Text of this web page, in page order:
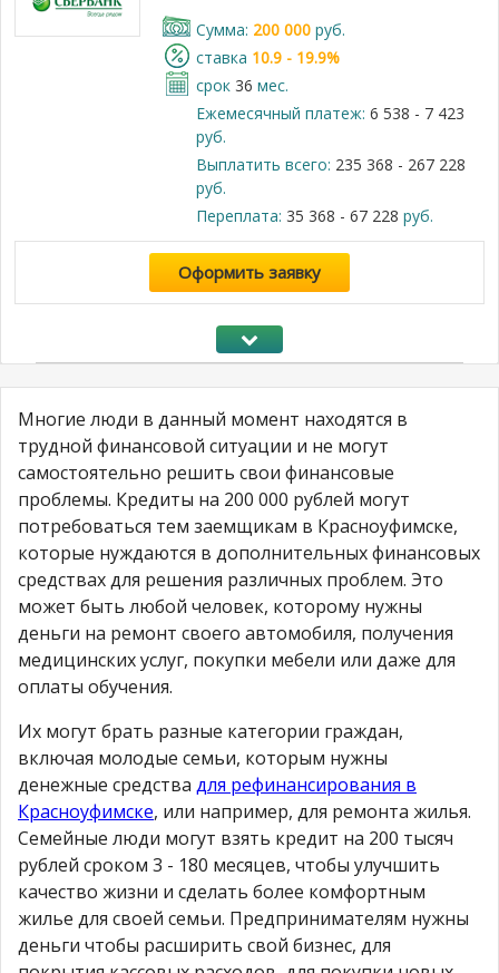
Cумма: 200 000руб.
cтавка 10.9 - 19.9%
срок 36 мес.
Ежемесячный платеж: 6 538 - 7 423
руб.
Выплатить всего: 235 368 - 267 228
руб.
Переплата: 35 368 - 67 228 руб.
Оформить заявку
Многие люди в данный момент находятся в
трудной финансовой ситуации и не могут
самостоятельно решить свои финансовые
проблемы. Кредиты на 200 000 рублей могут
потребоваться тем заемщикам в Красноуфимске,
которые нуждаются в дополнительных финансовых
средствах для решения различных проблем. Это
может быть любой человек, которому нужны
деньги на ремонт своего автомобиля, получения
медицинских услуг, покупки мебели или даже для
оплаты обучения.
Их могут брать разные категории граждан,
включая молодые семьи, которым нужны
денежные средства для рефинансирования в
Красноуфимске, или например, для ремонта жилья.
Семейные люди могут взять кредит на 200 тысяч
рублей сроком 3 - 180 месяцев, чтобы улучшить
качество жизни и сделать более комфортным
жилье для своей семьи. Предпринимателям нужны
деньги чтобы расширить свой бизнес, для